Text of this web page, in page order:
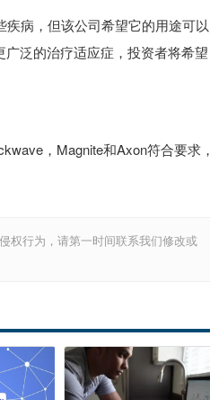
病，但该公司希望它的用途可以
泛的治疗适应症，投资者将希望
，Magnite和Axon符合要求，
权行为，请第一时间联系我们修改或